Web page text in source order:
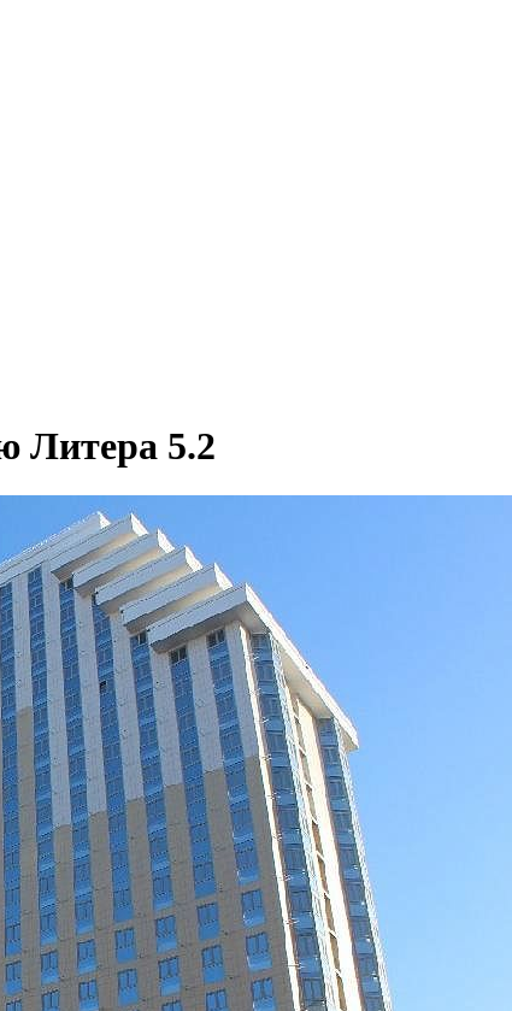
Литера 5.2